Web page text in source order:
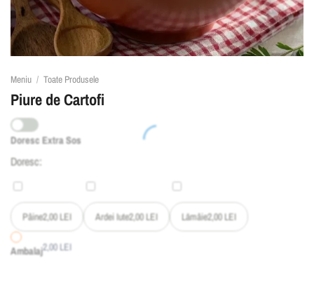
Meniu / Toate Produsele
Piure de Cartofi
Doresc Extra Sos
Doresc:
Pâine2,00LEI Ardei Iute2,00LEI Lămâie2,00LEI
Ambalaj2,00LEI